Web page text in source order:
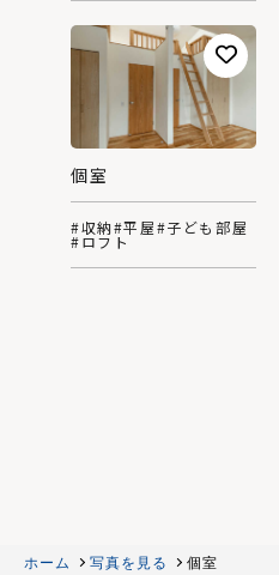
個室
#収納#平屋#子ども部屋
#ロフト
ホーム 写真を見る 個室